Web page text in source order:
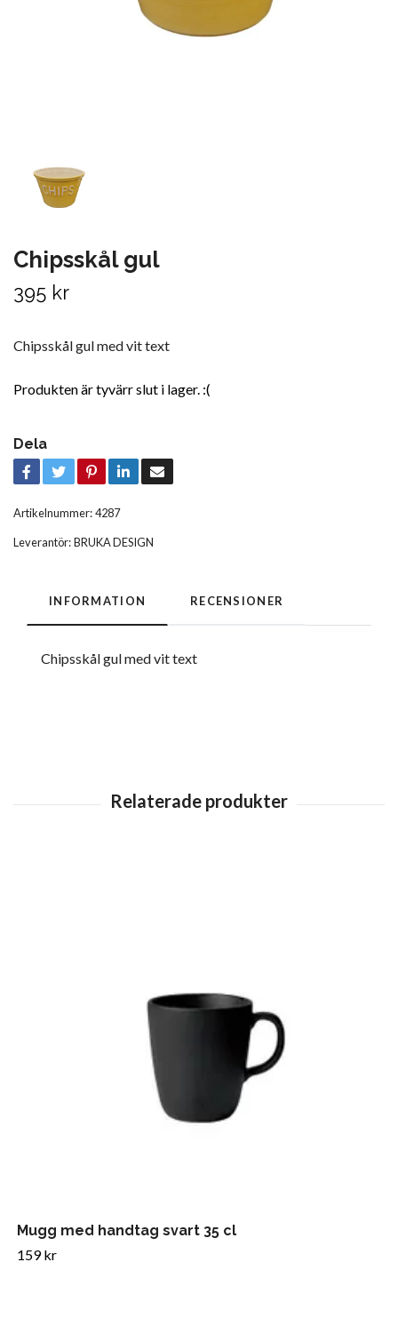
Chipsskål gul
395 kr
Chipsskål gul med vit text
Produkten är tyvärr slut i lager. :(
Dela
Artikelnummer:4287
Leverantör:BRUKA DESIGN
INFORMATION RECENSIONER
Chipsskål gul med vit text
Mugg med handtag svart 35 cl
159 kr